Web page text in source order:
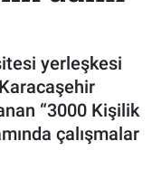
yerleşkesi
“3000 Kişilik
çalışmalar